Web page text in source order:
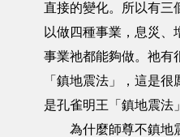
直接的變化。所以有三
以做四種事業，息災、
事業祂都能夠做。祂有
「鎮地震法」，這是
是孔雀明王「鎮地震法
為什麼師尊不鎮地